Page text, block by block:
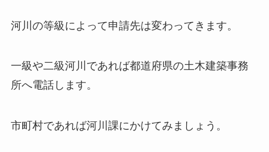
河川の等級によって申請先は変わってきます。
一級や二級河川であれば都道府県の土木建築事務
所へ電話します。
市町村であれば河川課にかけてみましょう。